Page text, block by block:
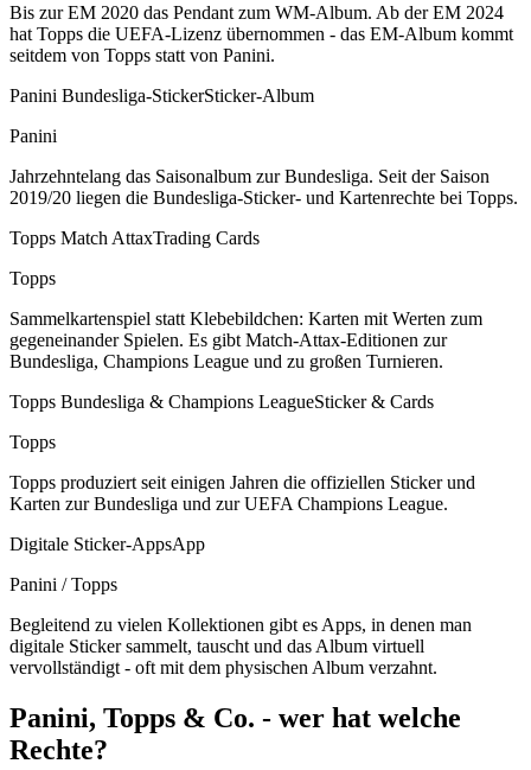
Bis zur EM 2020 das Pendant zum WM-Album. Ab der EM 2024
hat Topps die UEFA-Lizenz übernommen - das EM-Album kommt
seitdem von Topps statt von Panini.
Panini Bundesliga-StickerSticker-Album
Panini
Jahrzehntelang das Saisonalbum zur Bundesliga. Seit der Saison
2019/20 liegen die Bundesliga-Sticker- und Kartenrechte bei Topps.
Topps Match AttaxTrading Cards
Topps
Sammelkartenspiel statt Klebebildchen: Karten mit Werten zum
gegeneinander Spielen. Es gibt Match-Attax-Editionen zur
Bundesliga, Champions League und zu großen Turnieren.
Topps Bundesliga & Champions LeagueSticker & Cards
Topps
Topps produziert seit einigen Jahren die offiziellen Sticker und
Karten zur Bundesliga und zur UEFA Champions League.
Digitale Sticker-AppsApp
Panini / Topps
Begleitend zu vielen Kollektionen gibt es Apps, in denen man
digitale Sticker sammelt, tauscht und das Album virtuell
vervollständigt - oft mit dem physischen Album verzahnt.
Panini, Topps & Co. - wer hat welche
Rechte?